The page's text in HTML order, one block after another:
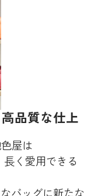
品質な仕上
屋は
く愛用できる
バッグに新たな